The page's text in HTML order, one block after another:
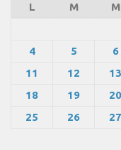
L
M M
4
5 6
11
12 13
18
19 20
25
26 27